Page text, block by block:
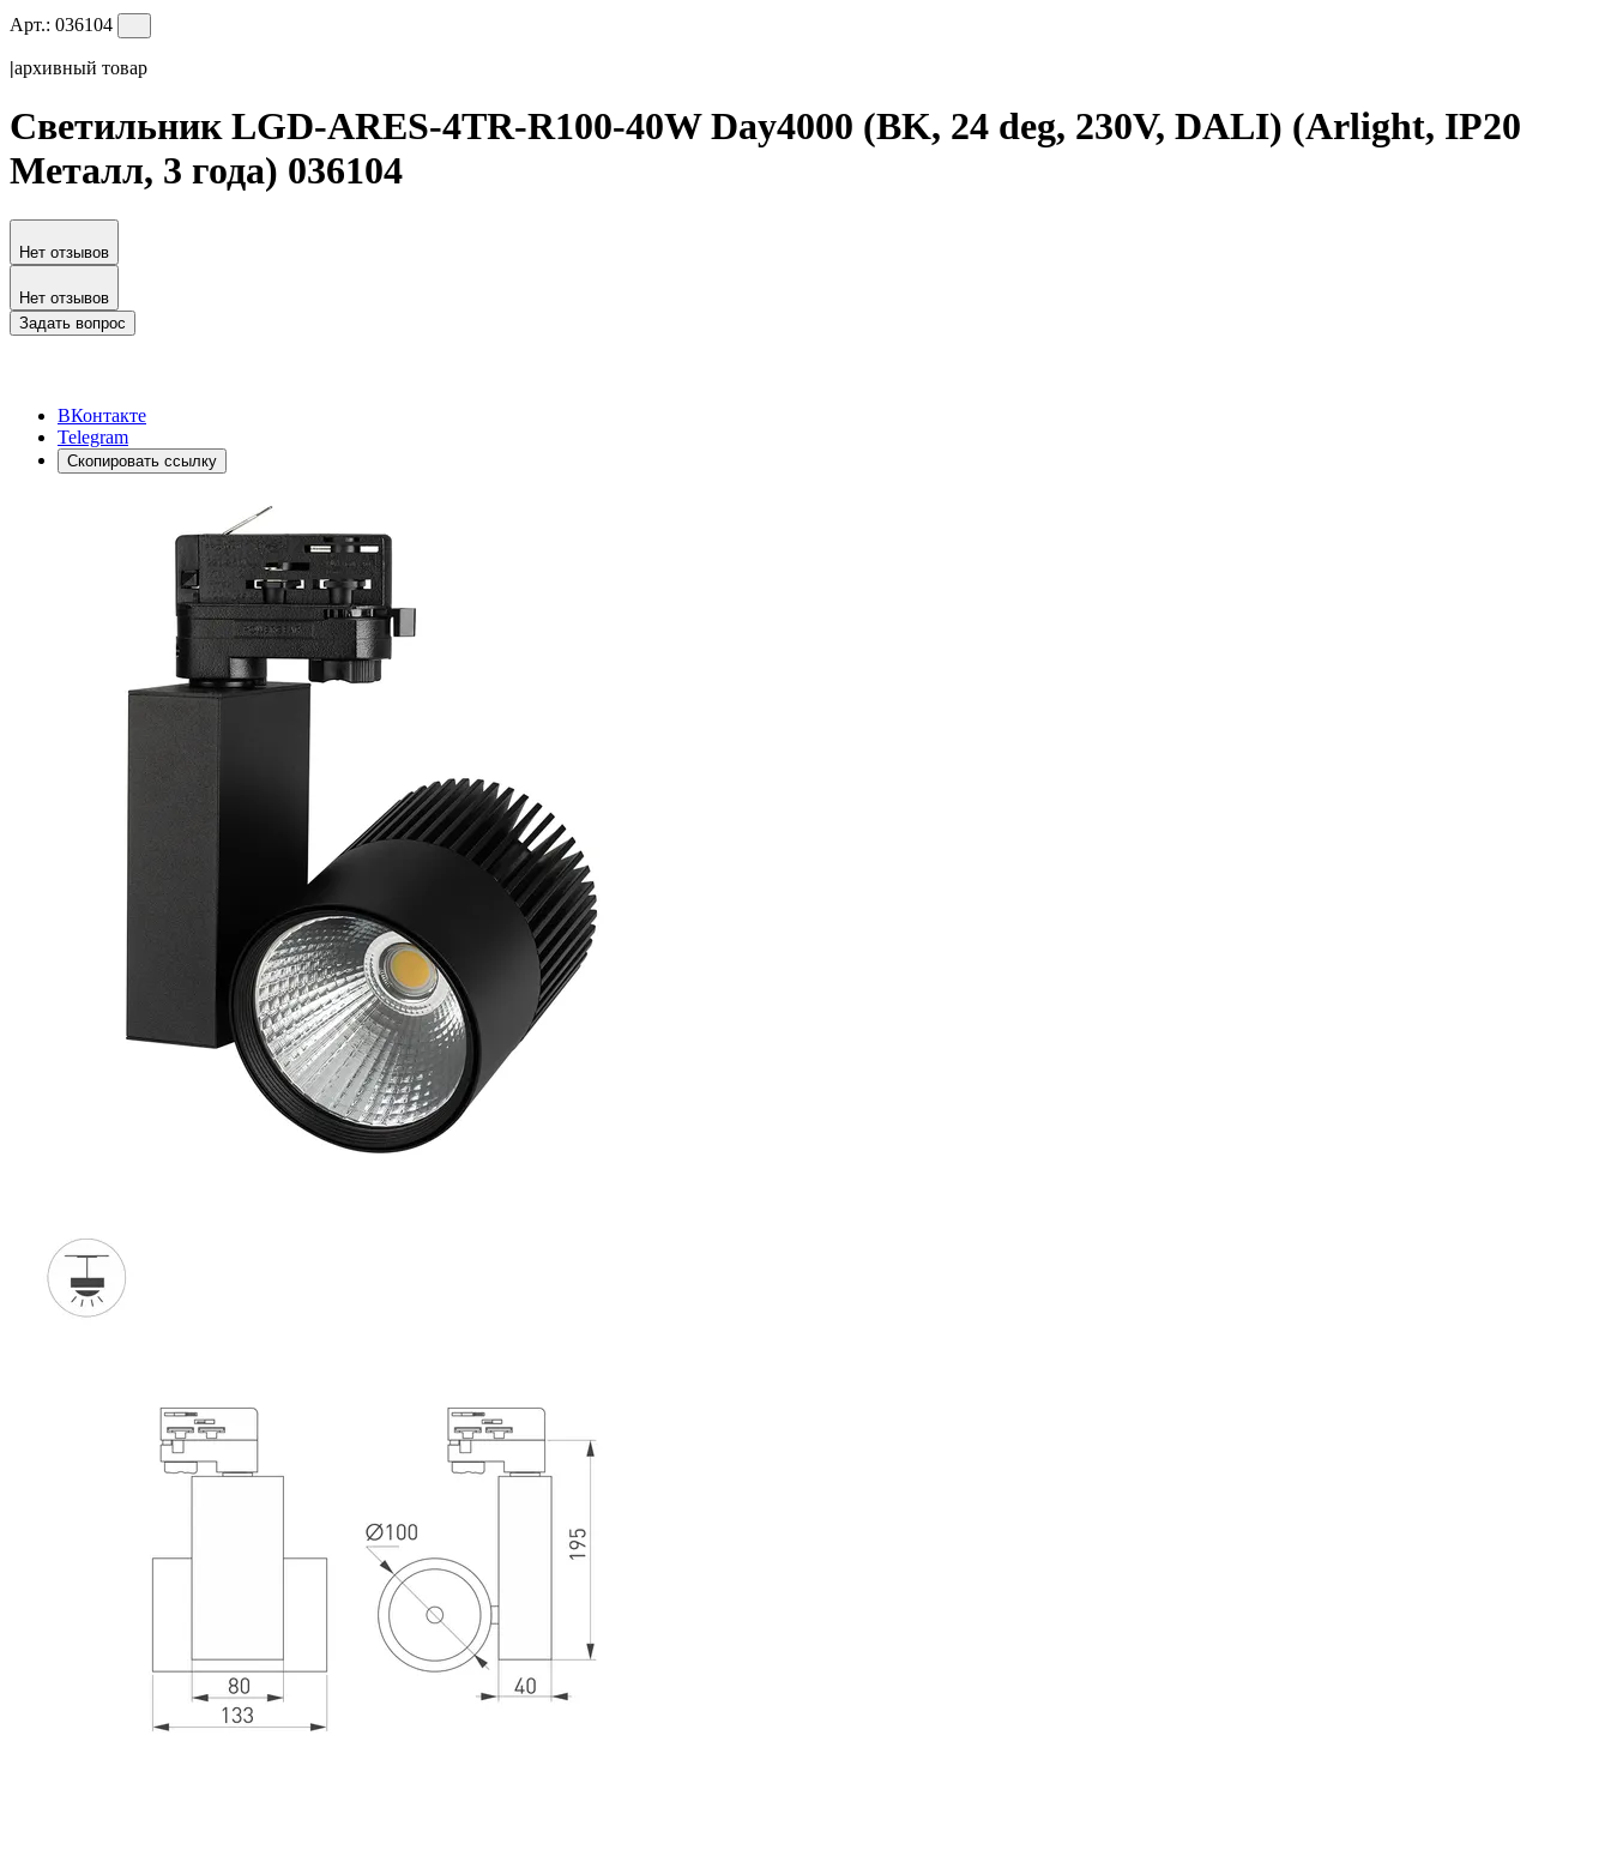
Арт.: 036104
|архивный товар
Светильник LGD-ARES-4TR-R100-40W Day4000 (BK, 24 deg, 230V, DALI) (Arlight, IP20
Металл, 3 года) 036104
Нет отзывов
Нет отзывов
Задать вопрос
ВКонтакте
Telegram
Скопировать ссылку